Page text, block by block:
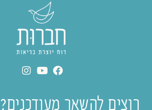
רוצים להשאר מעודכנים?